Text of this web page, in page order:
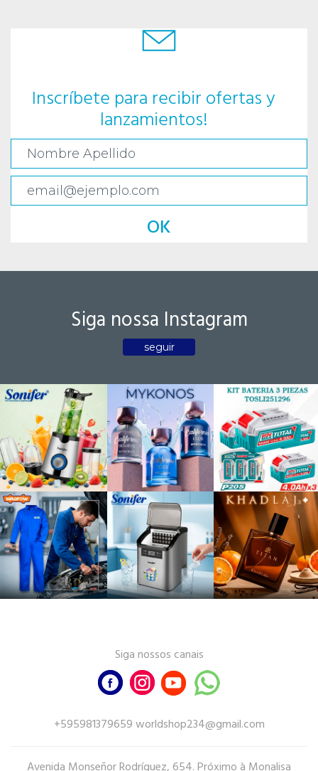
Inscríbete para recibir ofertas y
lanzamientos!
OK
Siga nossa Instagram
seguir
Siga nossos canais
+595981379659 worldshop234@gmail.com
Avenida Monseñor Rodríguez, 654. Próximo à Monalisa